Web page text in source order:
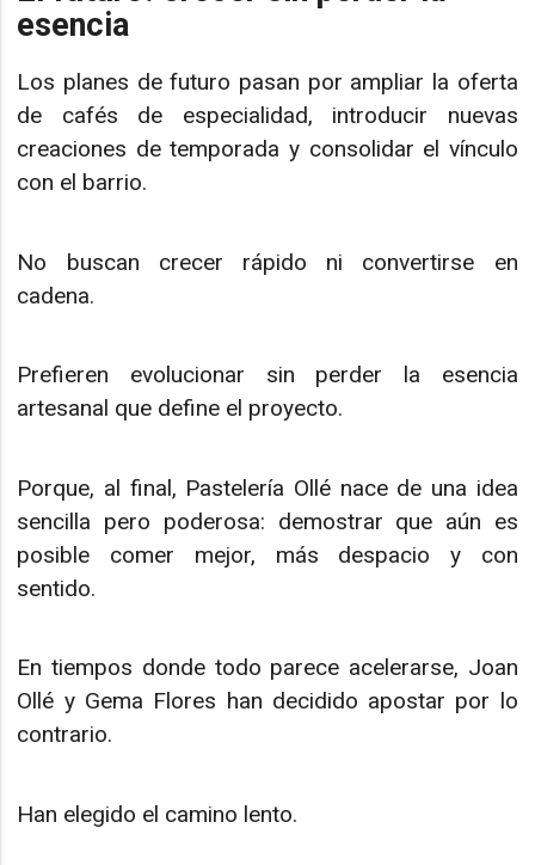
esencia
Los planes de futuro pasan por ampliar la oferta
de cafés de especialidad, introducir nuevas
creaciones de temporada y consolidar el vínculo
con el barrio.
No buscan crecer rápido ni convertirse en
cadena.
Prefieren evolucionar sin perder la esencia
artesanal que define el proyecto.
Porque, al final, Pastelería Ollé nace de una idea
sencilla pero poderosa: demostrar que aún es
posible comer mejor, más despacio y con
sentido.
En tiempos donde todo parece acelerarse, Joan
Ollé y Gema Flores han decidido apostar por lo
contrario.
Han elegido el camino lento.